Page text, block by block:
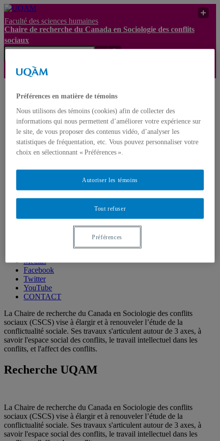
Faculté des sciences humaines
Chaire de recherche du Canada en Sociologie des conflits
sociaux
UQAM
Chaire de recherche
Sociologie des conflits
sociaux
UQAM
Chaire de recherche du Canada en Sociologie des conflits
Accueil
PRÉSENTATION
PUBLICATIONS
Médias
Facebook
Twitter
YouTube
CONTACT
La Chaire de recherche du Canada en Sociologie des conflits
sociaux (CSCS) vise à élargir et à renouveler l’étude de la
conflictualité sociale. Ses travaux s'articulent autour de 3 axes, à
savoir l'espace social des conflits, le travail intellectuel dans les
conflits, et l'affect des conflits.
Recherche UQAM
La Chaire de recherche du Canada en Sociologie des conflits
sociaux (CSCS) vise à élargir et à renouveler l’étude de la
conflictualité sociale. Ses travaux s'articulent autour de 3 axes, à
savoir l'espace social des conflits, le travail intellectuel dans les
Préférences en matière de témoins
Nous utilisons des témoins (cookies) afin de collecter des
informations qui nous permettent d’améliorer votre expérience sur
le site, de vous proposer des contenus vidéo, d’analyser les
statistiques de fréquentation, etc. Vous pouvez personnaliser votre
choix en sélectionnant « Préférences ».
Tout refuser
Autoriser les témoins
Préférences